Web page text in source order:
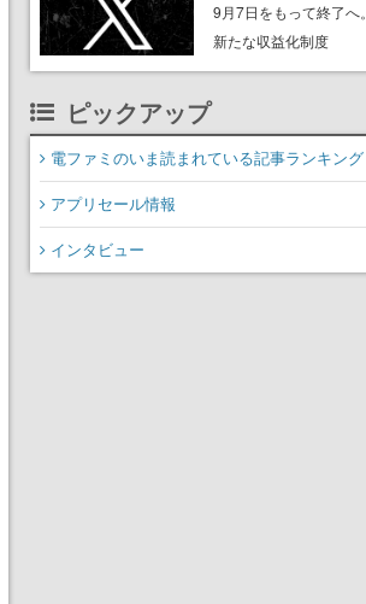
9月7日をもって終了へ。
新たな収益化制度
「Original Content
ピックアップ
電ファミのいま読まれている記事ランキング
アプリセール情報
インタビュー